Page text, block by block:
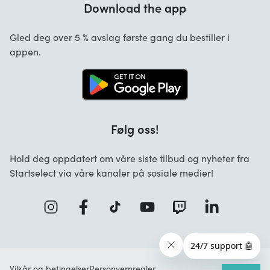
FAQ oversikt
Startselect App
Jobber
Download the app
Gled deg over 5 % avslag første gang du bestiller i
appen.
Følg oss!
Hold deg oppdatert om våre siste tilbud og nyheter fra
Startselect via våre kanaler på sosiale medier!